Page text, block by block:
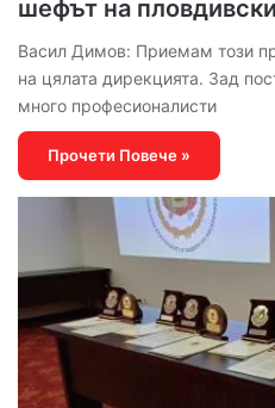
шефът на
Васил Димов: Приемам този
на цялата дирекцията. Зад
много професионалисти
Прочети Повече »